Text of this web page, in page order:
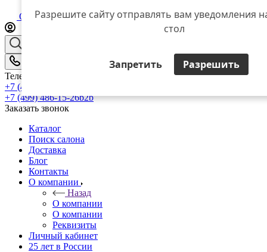
Разрешите сайту отправлять вам уведомления
стол
Запретить Разрешить
Отложенные 0 Корзина 0
Телефоны
+7 (499) 486-15-36
+7 (499) 486-15-26b2b
Заказать звонок
Каталог
Поиск салона
Доставка
Блог
Контакты
О компании
Назад
О компании
О компании
Реквизиты
Личный кабинет
25 лет в России